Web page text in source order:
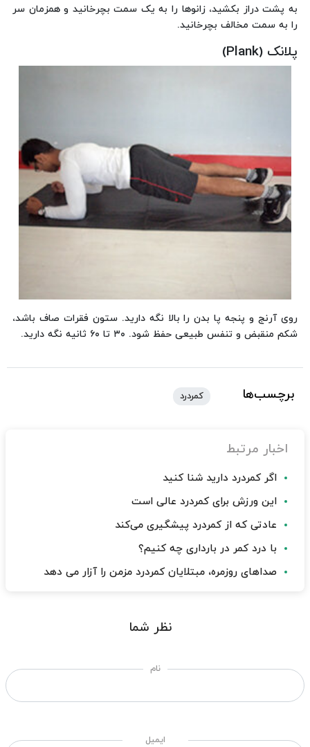
به پشت دراز بکشید، زانوها را به یک سمت بچرخانید و همزمان سر
را به سمت مخالف بچرخانید.
پلانک (Plank)
روی آرنج و پنجه پا بدن را بالا نگه دارید. ستون فقرات صاف باشد،
شکم منقبض و تنفس طبیعی حفظ شود. ۳۰ تا ۶۰ ثانیه نگه دارید.
برچسب‌ها کمردرد
اخبار مرتبط
اگر کمردرد دارید شنا کنید
این ورزش برای کمردرد عالی است
عادتی که از کمردرد پیشگیری می‌کند
با درد کمر در بارداری چه کنیم؟
صداهای روزمره، مبتلایان کمردرد مزمن را آزار می دهد
نظر شما
نام
ایمیل